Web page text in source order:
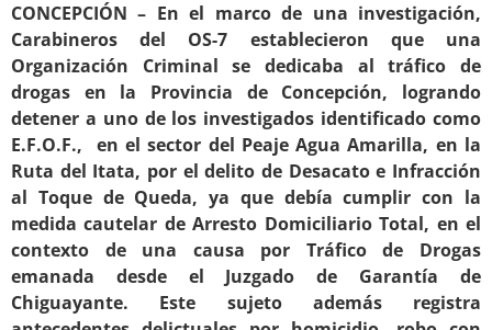
CONCEPCIÓN – En el marco de una investigación,
Carabineros del OS-7 establecieron que una
Organización Criminal se dedicaba al tráfico de
drogas en la Provincia de Concepción, logrando
detener a uno de los investigados identificado como
E.F.O.F., en el sector del Peaje Agua Amarilla, en la
Ruta del Itata, por el delito de Desacato e Infracción
al Toque de Queda, ya que debía cumplir con la
medida cautelar de Arresto Domiciliario Total, en el
contexto de una causa por Tráfico de Drogas
emanada desde el Juzgado de Garantía de
Chiguayante. Este sujeto además registra